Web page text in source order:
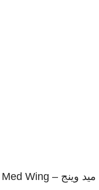
ميد وينج – Med Wing